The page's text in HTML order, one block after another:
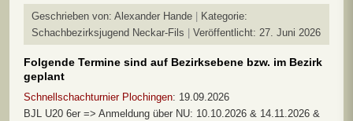
Geschrieben von: Alexander Hande
Kategorie:
Schachbezirksjugend Neckar-Fils
Veröffentlicht: 27. Juni 2026
Folgende Termine sind auf Bezirksebene bzw. im Bezirk
geplant
Schnellschachturnier Plochingen: 19.09.2026
BJL U20 6er => Anmeldung über NU: 10.10.2026 & 14.11.2026 &